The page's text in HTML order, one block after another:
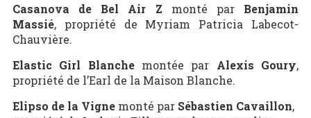
Casanova de Bel Air Z monté par Benjamin
Massié, propriété de Myriam Patricia Labecot-
Chauvière.
Elastic Girl Blanchemontée par Alexis Goury,
propriété de l’Earl de la Maison Blanche.
Elipso de la Vignemonté parSébastien Cavaillon,